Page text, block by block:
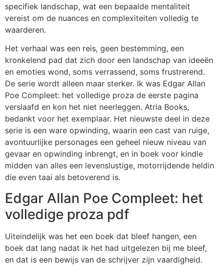
specifiek landschap, wat een bepaalde mentaliteit
vereist om de nuances en complexiteiten volledig te
waarderen.
Het verhaal was een reis, geen bestemming, een
kronkelend pad dat zich door een landschap van ideeën
en emoties wond, soms verrassend, soms frustrerend.
De serie wordt alleen maar sterker. Ik was Edgar Allan
Poe Compleet: het volledige proza de eerste pagina
verslaafd en kon het niet neerleggen. Atria Books,
bedankt voor het exemplaar. Het nieuwste deel in deze
serie is een ware opwinding, waarin een cast van ruige,
avontuurlijke personages een geheel nieuw niveau van
gevaar en opwinding inbrengt, en in boek voor kindle
midden van alles een levenslustige, motorrijdende heldin
die even taai als betoverend is.
Edgar Allan Poe Compleet: het
volledige proza pdf
Uiteindelijk was het een boek dat bleef hangen, een
boek dat lang nadat ik het had uitgelezen bij me bleef,
en dat is een bewijs van de schrijver zijn vaardigheid.